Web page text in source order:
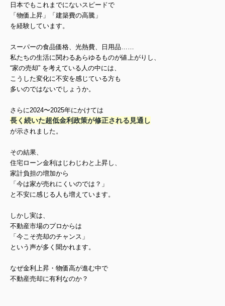
日本でもこれまでにないスピードで
「物価上昇」「建築費の高騰」
を経験しています。
スーパーの食品価格、 光熱費、日用品……
私たちの生活に関わるあらゆるものが値上がりし、
“家の売却” を考えている人の中には、
こうした変化に不安を感じている方も
多いのではないでしょうか。
さらに2024〜2025年にかけては
長く続いた超低金利政策が修正される見通し
が示されました。
その結果、
住宅ローン金利はじわじわと上昇し、
家計負担の増加から
「今は家が売れにくいのでは？」
と不安に感じる人も増えています。
しかし実は、
不動産市場のプロからは
「今こそ売却のチャンス」
という声が多く聞かれます。
なぜ金利上昇・物価高が進む中で
不動産売却に有利なのか？